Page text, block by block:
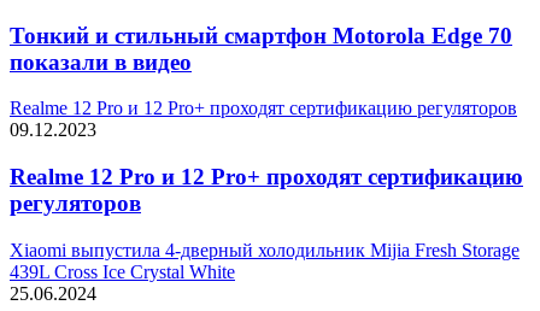
Тонкий и стильный смартфон Motorola Edge 70
показали в видео
Realme 12 Pro и 12 Pro+ проходят сертификацию регуляторов
09.12.2023
Realme 12 Pro и 12 Pro+ проходят сертификацию
регуляторов
Xiaomi выпустила 4-дверный холодильник Mijia Fresh Storage
439L Cross Ice Crystal White
25.06.2024